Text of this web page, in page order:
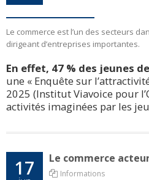
Le commerce est l’un des secteurs
dirigeant d’entreprises importantes.
En effet, 47 % des jeunes
une « Enquête sur
2025 (Institut Viavoice pour
activités imaginées par les
17 Le commerce
Informations